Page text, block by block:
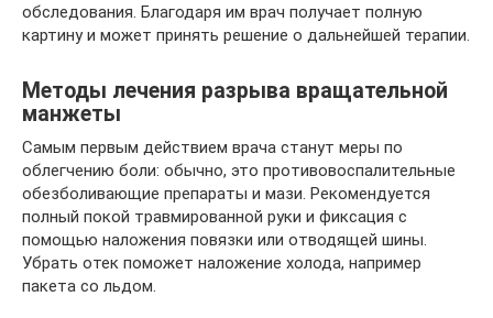
обследования. Благодаря им врач получает полную
картину и может принять решение о дальнейшей терапии.
Методы лечения разрыва вращательной
манжеты
Самым первым действием врача станут меры по
облегчению боли: обычно, это противовоспалительные
обезболивающие препараты и мази. Рекомендуется
полный покой травмированной руки и фиксация с
помощью наложения повязки или отводящей шины.
Убрать отек поможет наложение холода, например
пакета со льдом.